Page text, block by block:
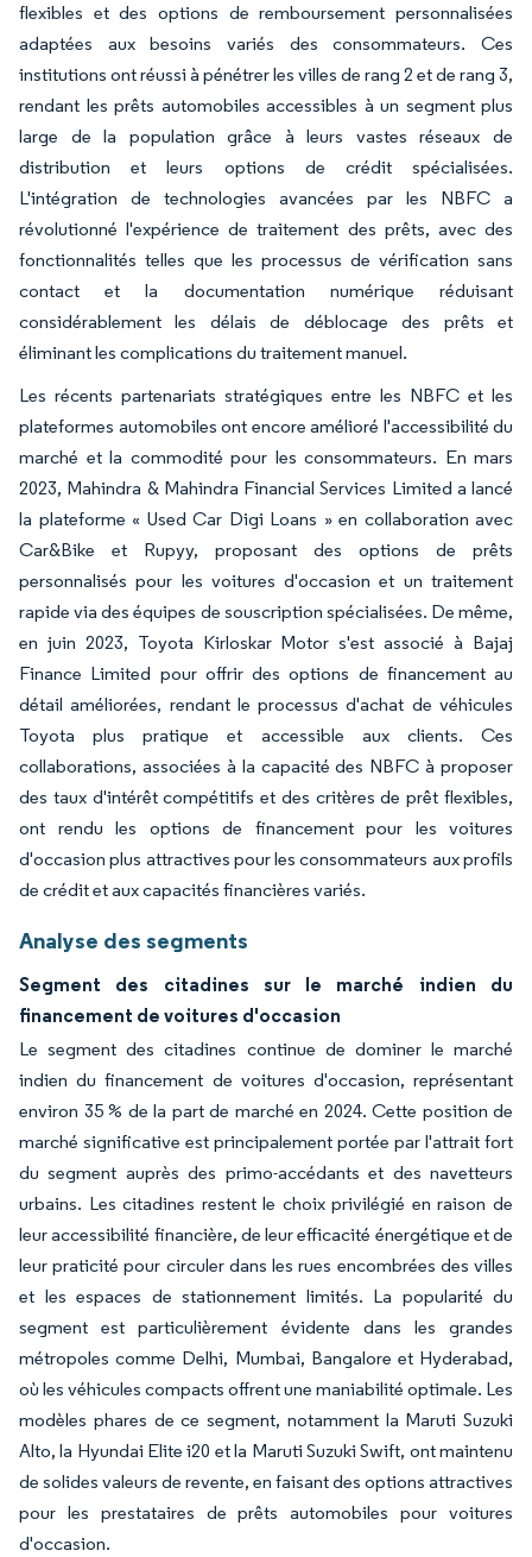
flexibles et des options de remboursement personnalisées
adaptées aux besoins variés des consommateurs. Ces
institutions ont réussi à pénétrer les villes de rang 2 et de rang 3,
rendant les prêts automobiles accessibles à un segment plus
large de la population grâce à leurs vastes réseaux de
distribution et leurs options de crédit spécialisées.
L'intégration de technologies avancées par les NBFC a
révolutionné l'expérience de traitement des prêts, avec des
fonctionnalités telles que les processus de vérification sans
contact et la documentation numérique réduisant
considérablement les délais de déblocage des prêts et
éliminant les complications du traitement manuel.
Les récents partenariats stratégiques entre les NBFC et les
plateformes automobiles ont encore amélioré l'accessibilité du
marché et la commodité pour les consommateurs. En mars
2023, Mahindra & Mahindra Financial Services Limited a lancé
la plateforme « Used Car Digi Loans » en collaboration avec
Car&Bike et Rupyy, proposant des options de prêts
personnalisés pour les voitures d'occasion et un traitement
rapide via des équipes de souscription spécialisées. De même,
en juin 2023, Toyota Kirloskar Motor s'est associé à Bajaj
Finance Limited pour offrir des options de financement au
détail améliorées, rendant le processus d'achat de véhicules
Toyota plus pratique et accessible aux clients. Ces
collaborations, associées à la capacité des NBFC à proposer
des taux d'intérêt compétitifs et des critères de prêt flexibles,
ont rendu les options de financement pour les voitures
d'occasion plus attractives pour les consommateurs aux profils
de crédit et aux capacités financières variés.
Analyse des segments
Segment des citadines sur le marché indien du
financement de voitures d'occasion
Le segment des citadines continue de dominer le marché
indien du financement de voitures d'occasion, représentant
environ 35 % de la part de marché en 2024. Cette position de
marché significative est principalement portée par l'attrait fort
du segment auprès des primo-accédants et des navetteurs
urbains. Les citadines restent le choix privilégié en raison de
leur accessibilité financière, de leur efficacité énergétique et de
leur praticité pour circuler dans les rues encombrées des villes
et les espaces de stationnement limités. La popularité du
segment est particulièrement évidente dans les grandes
métropoles comme Delhi, Mumbai, Bangalore et Hyderabad,
où les véhicules compacts offrent une maniabilité optimale. Les
modèles phares de ce segment, notamment la Maruti Suzuki
Alto, la Hyundai Elite i20 et la Maruti Suzuki Swift, ont maintenu
de solides valeurs de revente, en faisant des options attractives
pour les prestataires de prêts automobiles pour voitures
d'occasion.